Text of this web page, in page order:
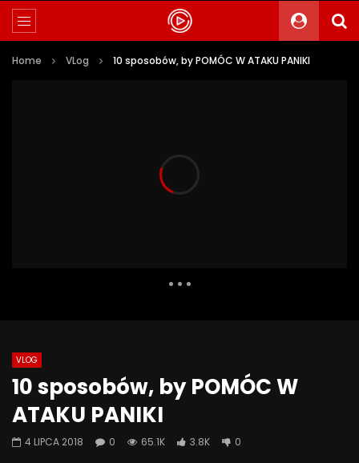
Home VLog 10 sposobów, by POMÓC W ATAKU PANIKI
Watch Later
Alkohol, leki antydepresyjne (SSRI)
i benzodiazepiny – FATALNE
#143
01:42
VLOG
10 sposobów, by POMÓC W
ATAKU PANIKI
4 LIPCA 2018 0 65.1K 3.8K 0